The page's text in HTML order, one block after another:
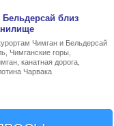
близ
Чимган и Бельдерсай
Чимганские горы,
канатная дорога,
Чарвака